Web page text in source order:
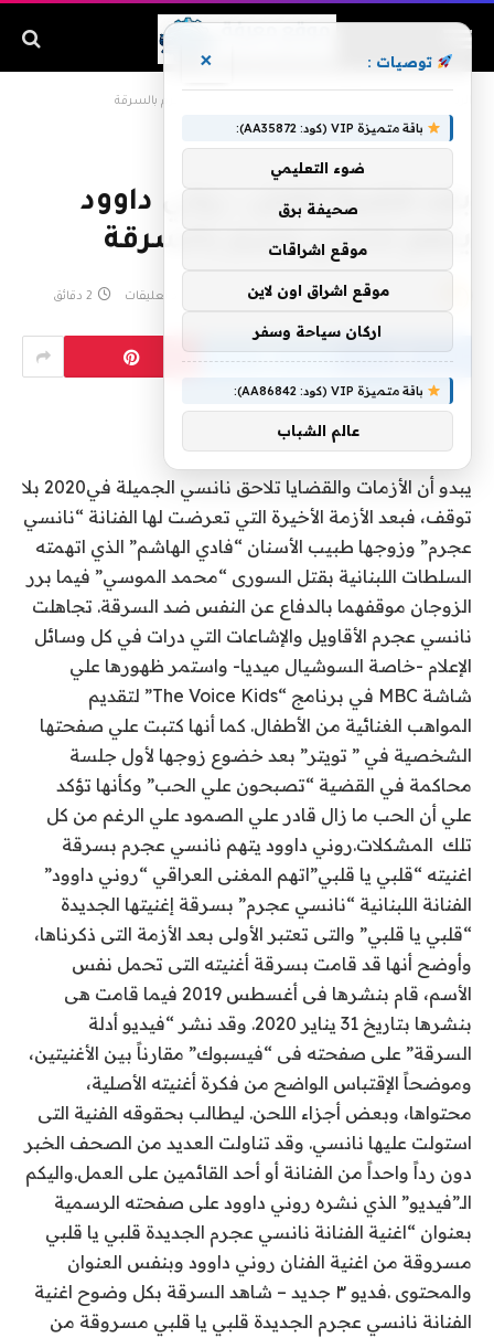
بعد قضية القتل.. روني داوود يتهم نانسي عجرم بالسرقة
بعد قضية القتل.. روني داوود
يتهم نانسي عجرم بالسرقة
بواسطة admin فبراير 3, 2020 لا توجد تعليقات 2 دقائق
يبدو أن الأزمات والقضايا تلاحق نانسي الجميلة في2020 بلا
توقف، فبعد الأزمة الأخيرة التي تعرضت لها الفنانة “نانسي
عجرم” وزوجها طبيب الأسنان “فادي الهاشم” الذي اتهمته
السلطات اللبنانية بقتل السورى “محمد الموسي” فيما برر
الزوجان موقفهما بالدفاع عن النفس ضد السرقة. تجاهلت
نانسي عجرم الأقاويل والإشاعات التي درات في كل وسائل
الإعلام -خاصة السوشيال ميديا- واستمر ظهورها علي
شاشة MBC في برنامج “The Voice Kids” لتقديم
المواهب الغنائية من الأطفال. كما أنها كتبت علي صفحتها
الشخصية في ” تويتر” بعد خضوع زوجها لأول جلسة
محاكمة في القضية “تصبحون علي الحب” وكأنها تؤكد
علي أن الحب ما زال قادر علي الصمود علي الرغم من كل
تلك المشكلات.روني داوود يتهم نانسي عجرم بسرقة
اغنيته “قلبي يا قلبي”اتهم المغنى العراقي “روني داوود”
الفنانة اللبنانية “نانسي عجرم” بسرقة إغنيتها الجديدة
“قلبي يا قلبي” والتى تعتبر الأولى بعد الأزمة التى ذكرناها،
وأوضح أنها قد قامت بسرقة أغنيته التى تحمل نفس
الأسم، قام بنشرها فى أغسطس 2019 فيما قامت هى
بنشرها بتاريخ 31 يناير 2020. وقد نشر “فيديو أدلة
السرقة” على صفحته فى “فيسبوك” مقارناً بين الأغنيتين،
وموضحاً الإقتباس الواضح من فكرة أغنيته الأصلية،
محتواها، وبعض أجزاء اللحن. ليطالب بحقوقه الفنية التى
استولت عليها نانسي. وقد تناولت العديد من الصحف الخبر
دون رداً واحداً من الفنانة أو أحد القائمين على العمل.واليكم
الـ”فيديو” الذي نشره روني داوود على صفحته الرسمية
بعنوان “اغنية الفنانة نانسي عجرم الجديدة قلبي يا قلبي
مسروقة من اغنية الفنان روني داوود وبنفس العنوان
والمحتوى .فديو ٣ جديد – شاهد السرقة بكل وضوح اغنية
الفنانة نانسي عجرم الجديدة قلبي يا قلبي مسروقة من
توصيات : ×
باقة متميزة VIP (كود: AA35872):
ضوء التعليمي
صحيفة برق
موقع اشراقات
موقع اشراق اون لاين
اركان سياحة وسفر
باقة متميزة VIP (كود: AA86842):
عالم الشباب